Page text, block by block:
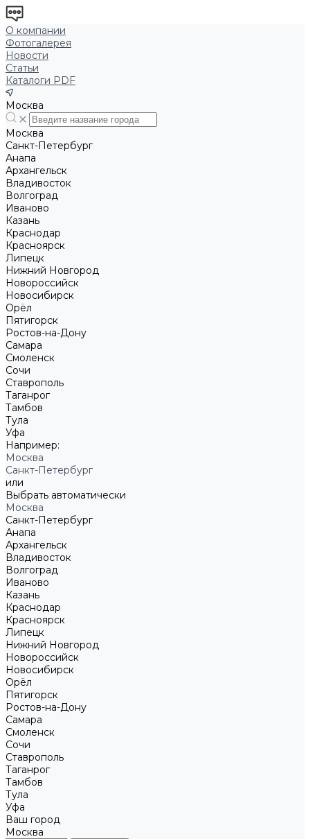
О компании
Фотогалерея
Новости
Статьи
Каталоги PDF
Москва
Москва
Санкт-Петербург
Анапа
Архангельск
Владивосток
Волгоград
Иваново
Казань
Краснодар
Красноярск
Липецк
Нижний Новгород
Новороссийск
Новосибирск
Орёл
Пятигорск
Ростов-на-Дону
Самара
Смоленск
Сочи
Ставрополь
Таганрог
Тамбов
Тула
Уфа
Например:
Москва
Санкт-Петербург
или
Выбрать автоматически
Москва
Санкт-Петербург
Анапа
Архангельск
Владивосток
Волгоград
Иваново
Казань
Краснодар
Красноярск
Липецк
Нижний Новгород
Новороссийск
Новосибирск
Орёл
Пятигорск
Ростов-на-Дону
Самара
Смоленск
Сочи
Ставрополь
Таганрог
Тамбов
Тула
Уфа
Ваш город
Москва